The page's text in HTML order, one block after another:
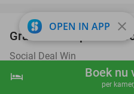
shopping_cart
hotel Boek nu
per
Gratis kans op een
Social Deal Win
OPEN IN APP close